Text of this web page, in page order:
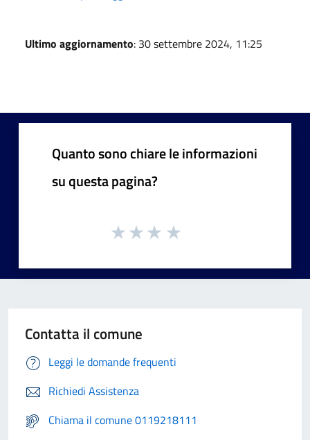
Ultimo aggiornamento: 30 settembre 2024, 11:25
Quanto sono chiare le informazioni
su questa pagina?
Contatta il comune
Leggi le domande frequenti
Richiedi Assistenza
Chiama il comune 0119218111